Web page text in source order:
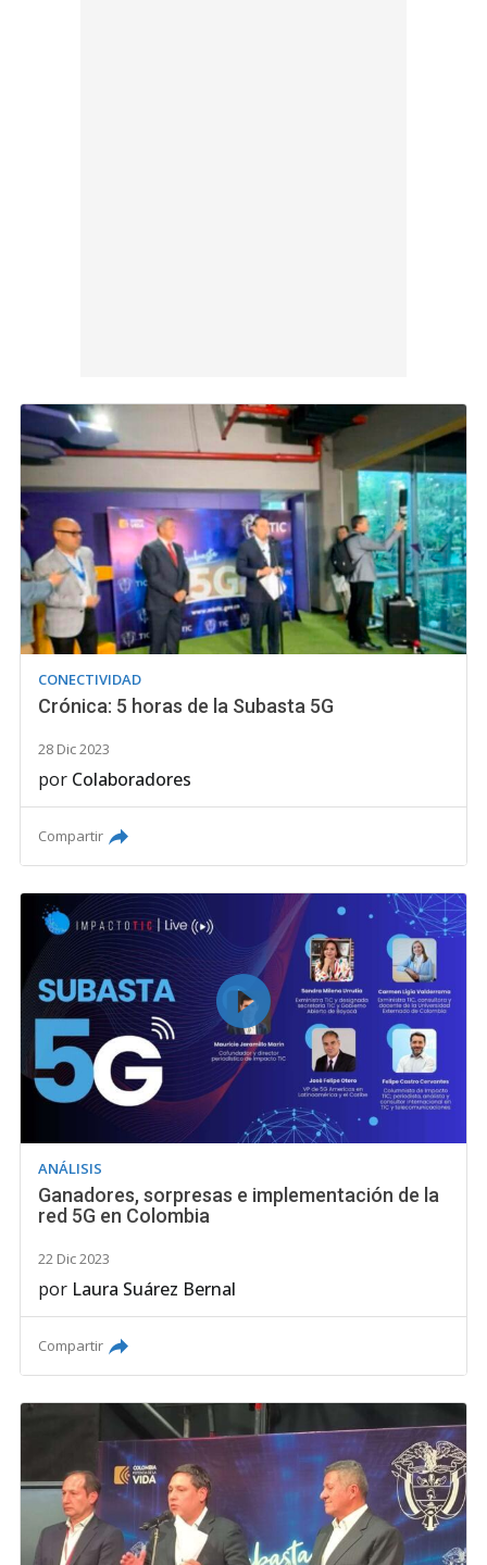
CONECTIVIDAD
Crónica: 5 horas de la Subasta 5G
28 Dic 2023
por Colaboradores
Compartir
ANÁLISIS
Ganadores, sorpresas e implementación de la
red 5G en Colombia
22 Dic 2023
por Laura Suárez Bernal
Compartir